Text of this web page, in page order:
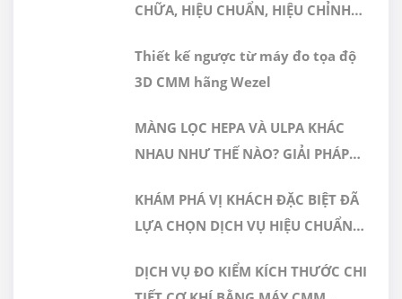
ISO/IEC 17025:2017
CHỮA, HIỆU CHUẨN, HIỆU CHỈNH
Thiết kế ngược từ máy đo tọa độ
3D CMM hãng Wezel
MÀNG LỌC HEPA VÀ ULPA KHÁC
NHAU NHƯ THẾ NÀO? GIẢI PHÁP
DƯỢC PHẨM
KHÁM PHÁ VỊ KHÁCH ĐẶC BIỆT ĐÃ
LỰA CHỌN DỊCH VỤ HIỆU CHUẨN
DỊCH VỤ ĐO KIỂM KÍCH THƯỚC CHI